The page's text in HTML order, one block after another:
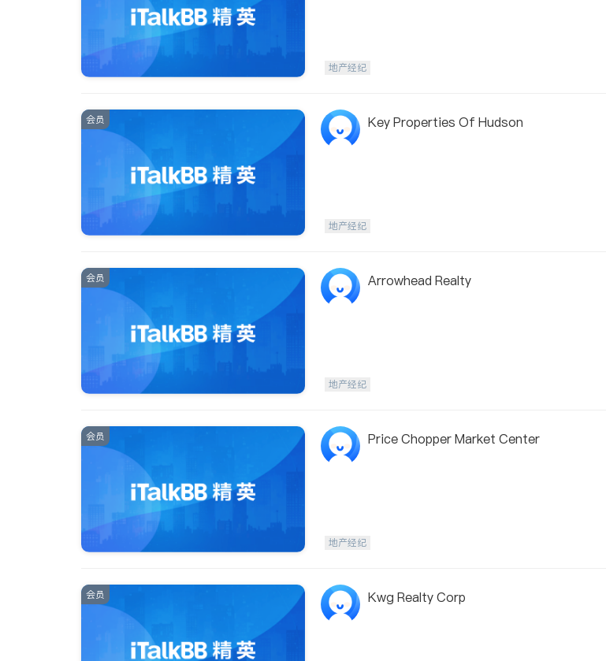
地产经纪
会员 Key Properties Of Hudson
地产经纪
会员 Arrowhead Realty
地产经纪
会员 Price Chopper Market Center
地产经纪
会员 Kwg Realty Corp